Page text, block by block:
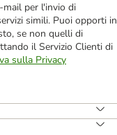
per l'invio di
simili. Puoi opporti in
se non quelli di
il Servizio Clienti di
sulla Privacy